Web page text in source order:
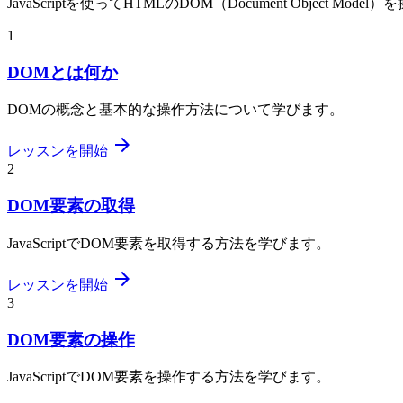
JavaScriptを使ってHTMLのDOM（Document Object Model）
1
DOMとは何か
DOMの概念と基本的な操作方法について学びます。
レッスンを開始 arrow_forward
2
DOM要素の取得
JavaScriptでDOM要素を取得する方法を学びます。
レッスンを開始 arrow_forward
3
DOM要素の操作
JavaScriptでDOM要素を操作する方法を学びます。